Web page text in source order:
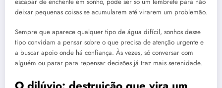
deixar pequenas coisas se acumularem até virarem um problemão.
Sempre que aparece qualquer tipo de água difícil, sonhos desse
tipo convidam a pensar sobre o que precisa de atenção urgente e
a buscar apoio onde há confiança. Às vezes, só conversar com
alguém ou parar para repensar decisões já traz mais serenidade.